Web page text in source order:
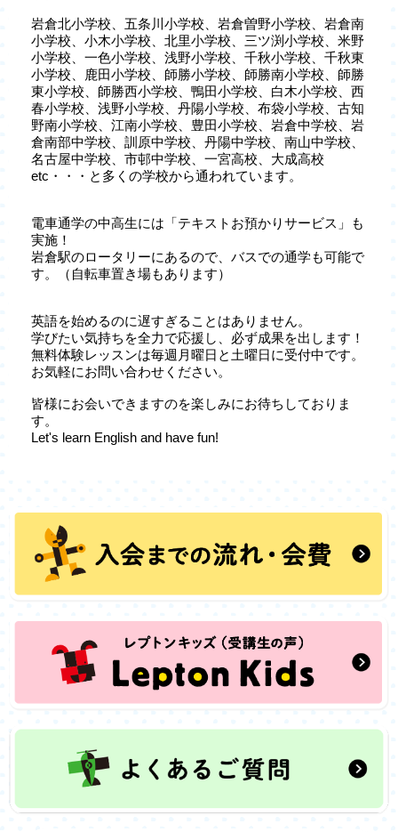
岩倉北小学校、五条川小学校、岩倉曽野小学校、岩倉南
小学校、小木小学校、北里小学校、三ツ渕小学校、米野
小学校、一色小学校、浅野小学校、千秋小学校、千秋東
小学校、鹿田小学校、師勝小学校、師勝南小学校、師勝
東小学校、師勝西小学校、鴨田小学校、白木小学校、西
春小学校、浅野小学校、丹陽小学校、布袋小学校、古知
野南小学校、江南小学校、豊田小学校、岩倉中学校、岩
倉南部中学校、訓原中学校、丹陽中学校、南山中学校、
名古屋中学校、市邨中学校、一宮高校、大成高校
etc・・・と多くの学校から通われています。
電車通学の中高生には「テキストお預かりサービス」も
実施！
岩倉駅のロータリーにあるので、バスでの通学も可能で
す。（自転車置き場もあります）
英語を始めるのに遅すぎることはありません。
学びたい気持ちを全力で応援し、必ず成果を出します！
無料体験レッスンは毎週月曜日と土曜日に受付中です。
お気軽にお問い合わせください。
皆様にお会いできますのを楽しみにお待ちしておりま
す。
Let's learn English and have fun!